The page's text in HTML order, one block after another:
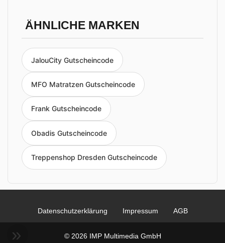
ÄHNLICHE MARKEN
JalouCity Gutscheincode
MFO Matratzen Gutscheincode
Frank Gutscheincode
Obadis Gutscheincode
Treppenshop Dresden Gutscheincode
Datenschutzerklärung Impressum AGB
© 2026 IMP Multimedia GmbH